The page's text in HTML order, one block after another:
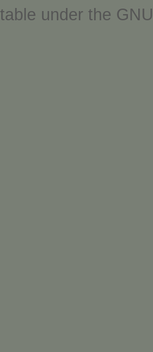
under the